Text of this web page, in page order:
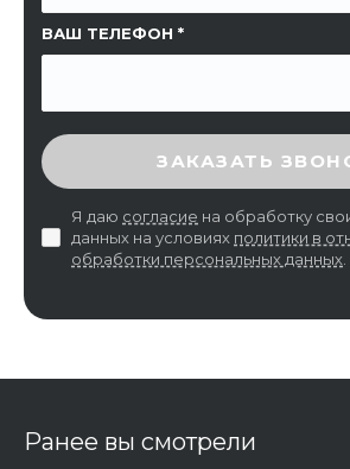
ВАШ ТЕЛЕФОН
ВВЕДИТЕ ПРОВЕРОЧНЫЙ КОД
ЗАКАЗАТЬ
Я даю согласие на обработку
данных на условиях политики в
обработки персональных данных.
Ранее вы смотрели